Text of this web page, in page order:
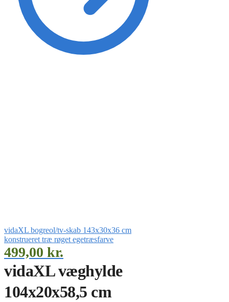
vidaXL bogreol/tv-skab 143x30x36 cm
konstrueret træ røget egetræsfarve
499,00 kr.
vidaXL væghylde
104x20x58,5 cm